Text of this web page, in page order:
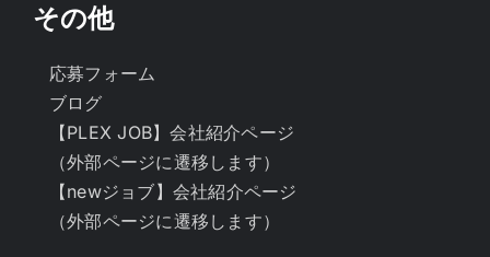
その他
応募フォーム
ブログ
【PLEX JOB】会社紹介ページ
（外部ページに遷移します）
【newジョブ】会社紹介ページ
（外部ページに遷移します）